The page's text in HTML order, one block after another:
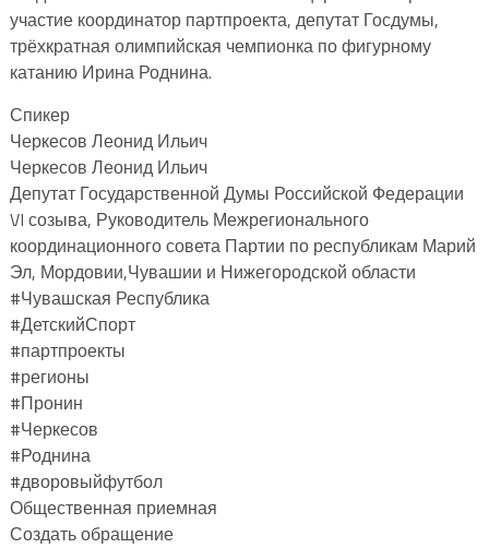
участие координатор партпроекта, депутат Госдумы,
трёхкратная олимпийская чемпионка по фигурному
катанию Ирина Роднина.
Спикер
Черкесов Леонид Ильич
Черкесов Леонид Ильич
Депутат Государственной Думы Российской Федерации
VI созыва, Руководитель Межрегионального
координационного совета Партии по республикам Марий
Эл, Мордовии,Чувашии и Нижегородской области
#Чувашская Республика
#ДетскийСпорт
#партпроекты
#регионы
#Пронин
#Черкесов
#Роднина
#дворовыйфутбол
Общественная приемная
Создать обращение